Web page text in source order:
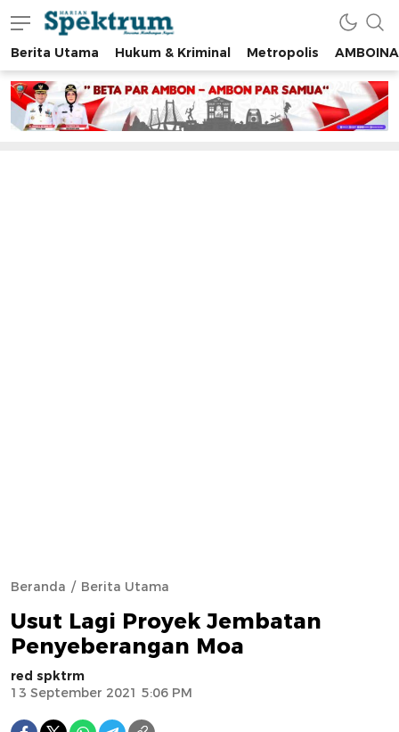
spektrumonline.com
Berita Utama Hukum & Kriminal Metropolis AMBOINA
Beranda Berita Utama
Usut Lagi Proyek Jembatan
Penyeberangan Moa
red spktrm
13 September 2021 5:06 PM